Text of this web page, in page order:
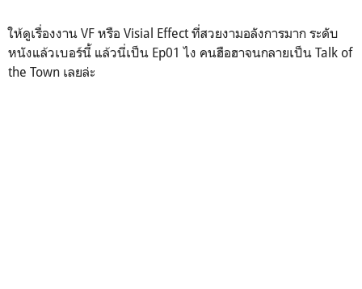
ให้ดูเรื่องงาน VF หรือ Visial Effect ที่สวยงามอลังการมาก ระดับ
หนังแล้วเบอร์นี้ แล้วนี่เป็น Ep01 ไง คนฮือฮาจนกลายเป็น Talk of
the Town เลยล่ะ